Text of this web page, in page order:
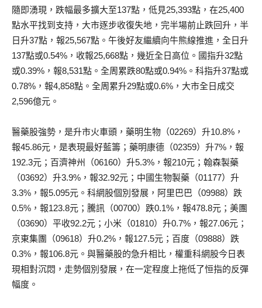
隨即湧現，跌幅最多擴大至137點，低見25,393點，在25,400
點水平找到支持，大市逐步收復失地，完半場前止跌回升，半
日升37點，報25,567點。午後好友繼續向牛熊線推進，全日升
137點或0.54%，收報25,668點，幾近全日高位。國指升32點
或0.39%，報8,531點。全周累跌80點或0.94%。科指升37點或
0.78%，報4,858點。全周累升29點或0.6%，大市全日成交
2,596億元。
醫藥股強勢，是升市火車頭，藥明生物（02269）升10.8%，
報45.86元，是表現最好藍籌；藥明康德（02359）升7%，報
192.3元；百濟神州（06160）升5.3%，報210元；翰森製藥
（03692）升3.9%，報32.92元；中國生物製藥（01177）升
3.3%，報5.095元。科網股個別發展，阿里巴巴（09988）跌
0.5%，報123.8元；騰訊（00700）跌0.1%，報478.8元；美團
（03690）平收92.2元；小米（01810）升0.7%，報27.06元；
京東集團（09618）升0.2%，報127.5元；百度（09888）跌
0.3%，報106.8元。與醫藥股的急升相比，權重科網股今日表
現相對沉悶，走勢個別發展，在一定程度上拖低了恒指的反彈
幅度。